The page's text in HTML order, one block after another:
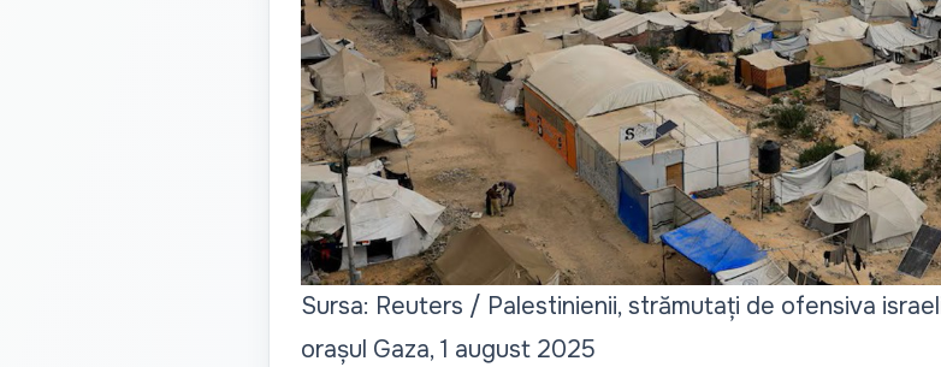
Sursa: Reuters / Palestinienii, strămutați de ofensiva
orașul Gaza, 1 august 2025